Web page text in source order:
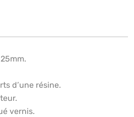
d’une résine.
vernis.